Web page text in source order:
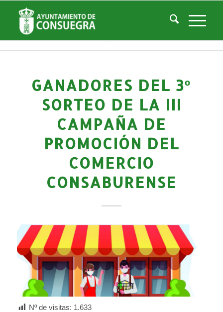
Noticias
Usted está aquí: Inicio / Noticias Turismo
El blog de Turismo /
GANADORES DEL 3º
SORTEO DE LA III
CAMPAÑA DE
PROMOCIÓN DEL
COMERCIO
CONSABURENSE
Nº de visitas: 1.633